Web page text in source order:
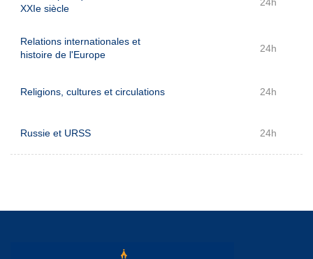
XXIe siècle
Relations internationales et
histoire de l'Europe
24h
Religions, cultures et circulations 24h
Russie et URSS 24h